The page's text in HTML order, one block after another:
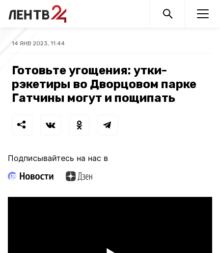
14 ЯНВ 2023, 11:44
Готовьте угощения: утки-
рэкетиры во Дворцовом парке
Гатчины могут и пощипать
Подписывайтесь на нас в